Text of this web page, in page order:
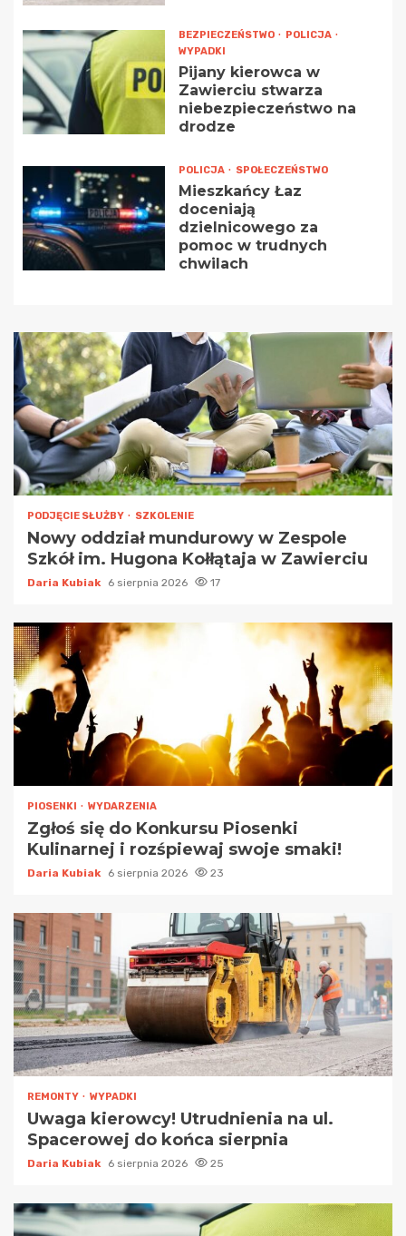
BEZPIECZEŃSTWO
POLICJA
WYPADKI
Pijany kierowca w
Zawierciu stwarza
niebezpieczeństwo na
drodze
POLICJA SPOŁECZEŃSTWO
Mieszkańcy Łaz
doceniają
dzielnicowego za
pomoc w trudnych
chwilach
PODJĘCIE SŁUŻBY SZKOLENIE
Nowy oddział mundurowy w Zespole
Szkół im. Hugona Kołłątaja w Zawierciu
Daria Kubiak 6 sierpnia 2026 17
PIOSENKI WYDARZENIA
Zgłoś się do Konkursu Piosenki
Kulinarnej i rozśpiewaj swoje smaki!
Daria Kubiak 6 sierpnia 2026 23
REMONTY WYPADKI
Uwaga kierowcy! Utrudnienia na ul.
Spacerowej do końca sierpnia
Daria Kubiak 6 sierpnia 2026 25